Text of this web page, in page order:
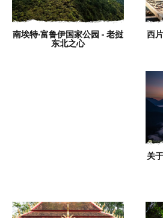
南埃特·富鲁伊国家公园 - 老挝
东北之心
西
关